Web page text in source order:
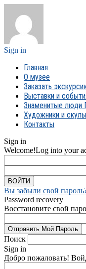
Sign in
Главная
О музее
Заказать
Выставки и
Знаменитые люди
Художники и
Контакты
Sign in
Welcome!Log into your
Вы забыли свой
Password recovery
Восстановите свой
Поиск
Sign in
Добро пожаловать!